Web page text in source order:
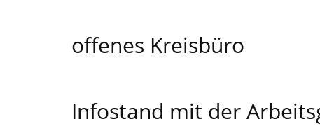
offenes Kreisbüro
Infostand mit der